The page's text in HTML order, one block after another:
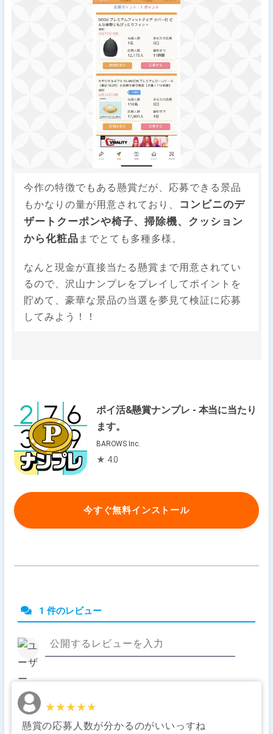
今作の特徴でもある懸賞だが、応募できる景品
もかなりの量が用意されており、 コンビニのデ
ザートクーポンや椅子、掃除機、クッション
から化粧品 までとても多種多様。
なんと現金が直接当たる懸賞まで用意されてい
るので、沢山ナンプレをプレイしてポイントを
貯めて、豪華な景品の当選を夢見て検証に応募
してみよう！！
ポイ活&懸賞ナンプレ - 本当に当たり
ます。
BAROWS Inc.
★ 4.0
今すぐ無料インストール
1 件のレビュー
★★★★★
★★★★★
懸賞の応募人数が分かるのがいいっすね